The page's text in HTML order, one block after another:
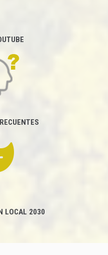
LOCAL 2030